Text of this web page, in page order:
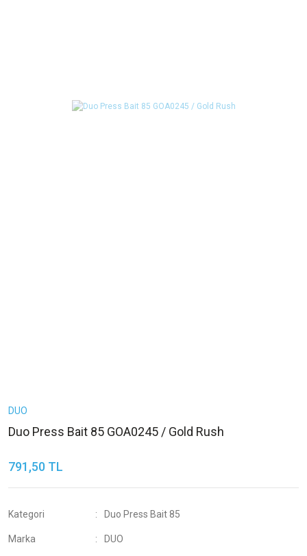
DUO
Duo Press Bait 85 GOA0245 / Gold Rush
791,50 TL
Kategori Duo Press Bait 85
Marka DUO